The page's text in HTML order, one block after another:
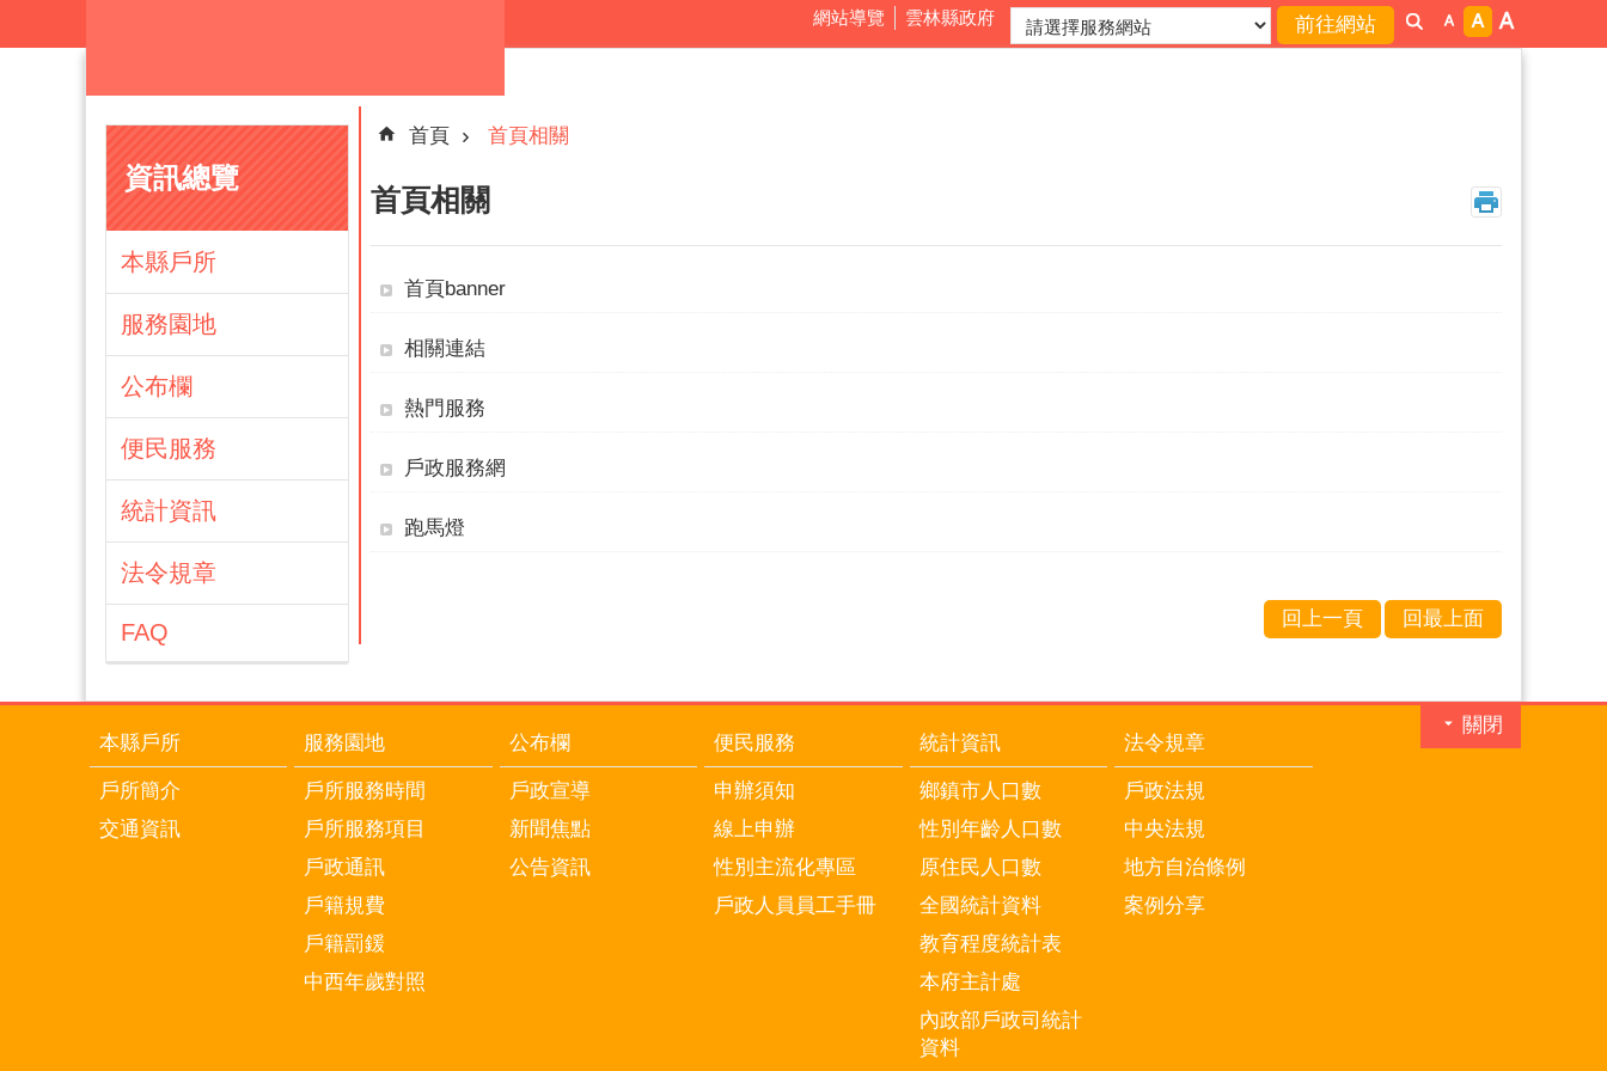
網站導覽 雲林縣政府
資訊總覽
本縣戶所
服務園地
公布欄
便民服務
統計資訊
法令規章
FAQ
首頁 首頁相關
首頁相關
首頁banner
相關連結
熱門服務
戶政服務網
跑馬燈
回上一頁 回最上面
關閉
本縣戶所
戶所簡介
交通資訊
服務園地
戶所服務時間
戶所服務項目
戶政通訊
戶籍規費
戶籍罰鍰
中西年歲對照
公布欄
戶政宣導
新聞焦點
公告資訊
便民服務
申辦須知
線上申辦
性別主流化專區
戶政人員員工手冊
統計資訊
鄉鎮市人口數
性別年齡人口數
原住民人口數
全國統計資料
教育程度統計表
本府主計處
內政部戶政司統計
資料
法令規章
戶政法規
中央法規
地方自治條例
案例分享